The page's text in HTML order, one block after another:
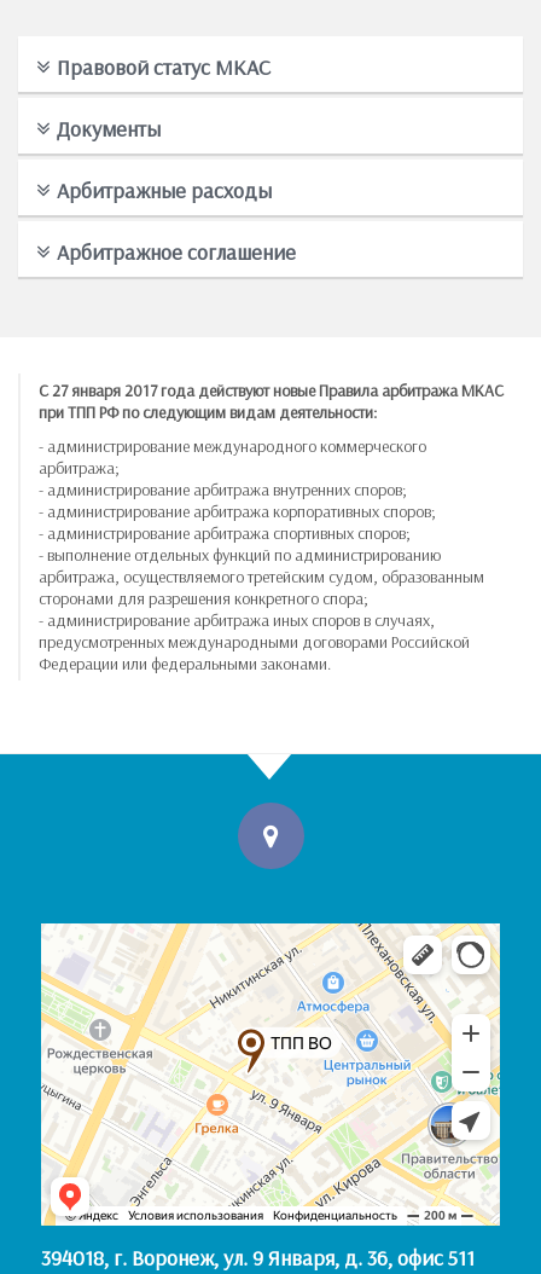
Правовой статус МКАС
Документы
Арбитражные расходы
Арбитражное соглашение
С 27 января 2017 года действуют новые Правила арбитража МКАС
при ТПП РФ по следующим видам деятельности:
- администрирование международного коммерческого
арбитража;
- администрирование арбитража внутренних споров;
- администрирование арбитража корпоративных споров;
- администрирование арбитража спортивных споров;
- выполнение отдельных функций по администрированию
арбитража, осуществляемого третейским судом, образованным
сторонами для разрешения конкретного спора;
- администрирование арбитража иных споров в случаях,
предусмотренных международными договорами Российской
Федерации или федеральными законами.
394018, г. Воронеж, ул. 9 Января, д. 36, офис 511